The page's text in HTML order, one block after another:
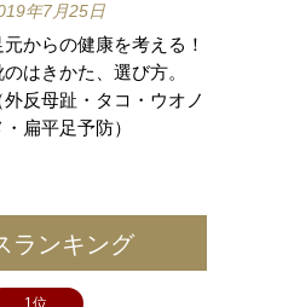
年7月25日
元からの健康を考える！
のはきかた、選び方。
外反母趾・タコ・ウオノ
・扁平足予防）
ランキング
1位